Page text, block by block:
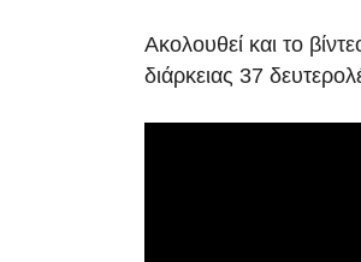
Ακολουθεί και το
διάρκειας 37